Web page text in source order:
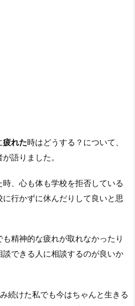
疲れた時はどうする？について、
語りました。
、心も体も学校を拒否している
行かずに休んだりして良いと思
精神的な疲れが取れなかったり
できる人に相談するのが良いか
続けた私でも今はちゃんと生きる